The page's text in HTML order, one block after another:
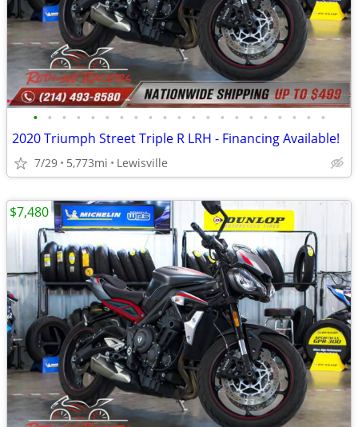
• • • • • • • • • • • • • • • • • • • • •
2020 Triumph Street Triple R LRH - Financing Available!
7/29 5,773mi Lewisville
$7,480